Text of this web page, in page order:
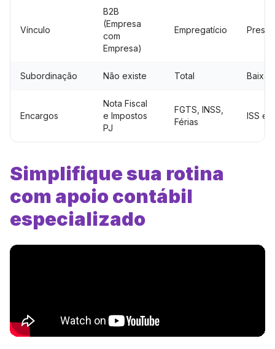
Vínculo
B2B
(Empresa
com
Empresa)
Empregatício
Subordinação Não existe Total Baixa
Encargos
Nota Fiscal
e Impostos
PJ
FGTS, INSS,
Férias
ISS e
Simplifique sua rotina
com apoio contábil
especializado